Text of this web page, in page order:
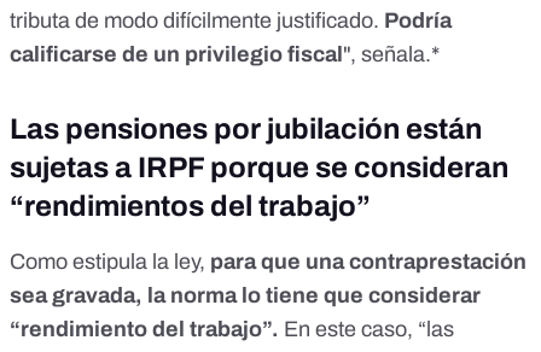
tributa de modo difícilmente justificado. Podría
calificarse de un privilegio fiscal", señala.*
Las pensiones por jubilación están
sujetas a IRPF porque se consideran
“rendimientos del trabajo”
Como estipula la ley, para que una contraprestación
sea gravada, la norma lo tiene que considerar
“rendimiento del trabajo”. En este caso, “las